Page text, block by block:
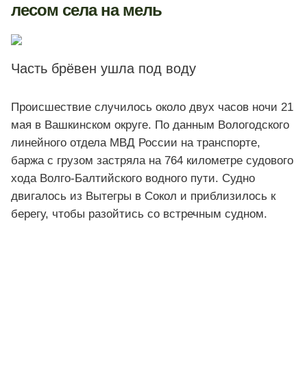
лесом села на мель
Часть брёвен ушла под воду
Происшествие случилось около двух часов ночи 21
мая в Вашкинском округе. По данным Вологодского
линейного отдела МВД России на транспорте,
баржа с грузом застряла на 764 километре судового
хода Волго-Балтийского водного пути. Судно
двигалось из Вытегры в Сокол и приблизилось к
берегу, чтобы разойтись со встречным судном.